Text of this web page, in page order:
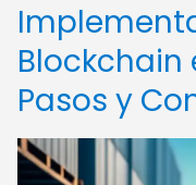
Blockchain
Pasos y